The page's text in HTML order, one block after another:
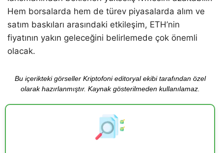
Hem borsalarda hem de türev piyasalarda alım ve
satım baskıları arasındaki etkileşim, ETH’nin
fiyatının yakın geleceğini belirlemede çok önemli
olacak.
Bu içerikteki görseller Kriptofoni editoryal ekibi tarafından özel
olarak hazırlanmıştır. Kaynak gösterilmeden kullanılamaz.